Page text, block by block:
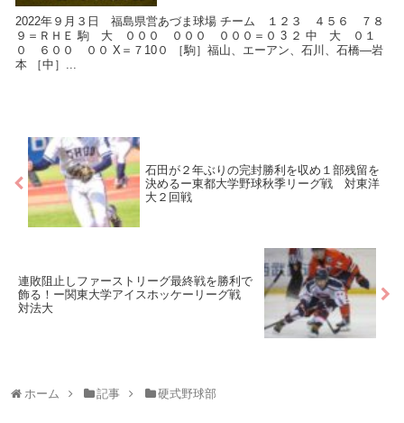
2022年９月３日 福島県営あづま球場 チーム １２３ ４５６ ７８
９＝ＲＨＥ 駒 大 ０００ ０００ ０００＝０ 3 ２ 中 大 ０１
０ ６００ ００ X＝７10０ ［駒］福山、エーアン、石川、石橋―岩
本 ［中］...
石田が２年ぶりの完封勝利を収め１部残留を
決めるー東都大学野球秋季リーグ戦 対東洋
大２回戦
連敗阻止しファーストリーグ最終戦を勝利で
飾る！ー関東大学アイスホッケーリーグ戦
対法大
ホーム 記事 硬式野球部